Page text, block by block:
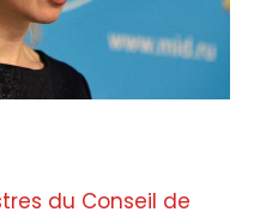
du Conseil de